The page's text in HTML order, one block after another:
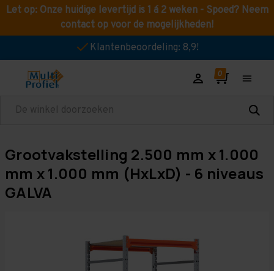
Let op: Onze huidige levertijd is 1 á 2 weken - Spoed? Neem
contact op voor de mogelijkheden!
Klantenbeoordeling: 8,9!
Zoeken
Grootvakstelling 2.500 mm x 1.000
mm x 1.000 mm (HxLxD) - 6 niveaus
GALVA